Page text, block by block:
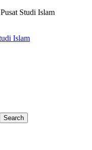
Pusat Studi Islam